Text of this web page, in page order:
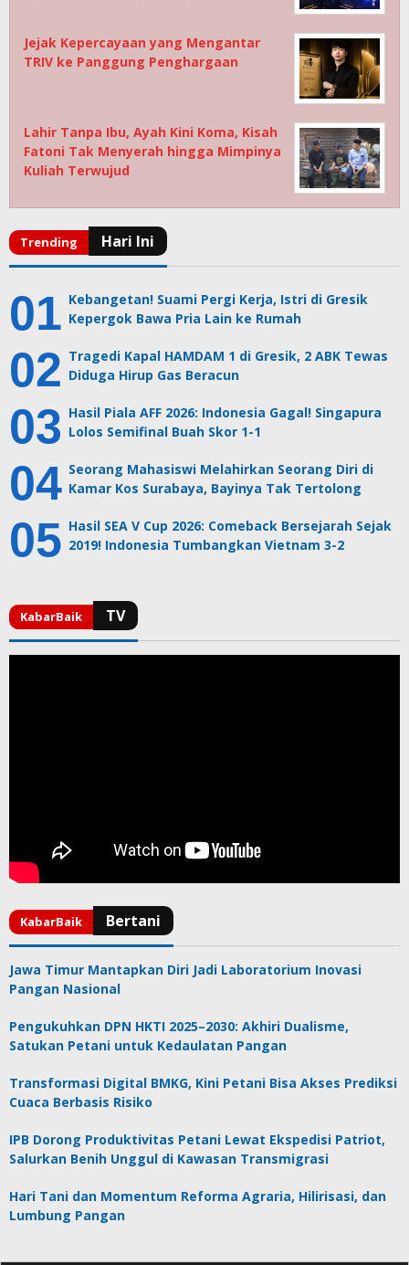
Jejak Kepercayaan yang Mengantar
TRIV ke Panggung Penghargaan
Lahir Tanpa Ibu, Ayah Kini Koma, Kisah
Fatoni Tak Menyerah hingga Mimpinya
Kuliah Terwujud
Kebangetan! Suami Pergi Kerja, Istri di Gresik
Kepergok Bawa Pria Lain ke Rumah
Tragedi Kapal HAMDAM 1 di Gresik, 2 ABK Tewas
Diduga Hirup Gas Beracun
Hasil Piala AFF 2026: Indonesia Gagal! Singapura
Lolos Semifinal Buah Skor 1-1
Seorang Mahasiswi Melahirkan Seorang Diri di
Kamar Kos Surabaya, Bayinya Tak Tertolong
Hasil SEA V Cup 2026: Comeback Bersejarah Sejak
2019! Indonesia Tumbangkan Vietnam 3-2
Jawa Timur Mantapkan Diri Jadi Laboratorium Inovasi
Pangan Nasional
Pengukuhkan DPN HKTI 2025–2030: Akhiri Dualisme,
Satukan Petani untuk Kedaulatan Pangan
Transformasi Digital BMKG, Kini Petani Bisa Akses Prediksi
Cuaca Berbasis Risiko
IPB Dorong Produktivitas Petani Lewat Ekspedisi Patriot,
Salurkan Benih Unggul di Kawasan Transmigrasi
Hari Tani dan Momentum Reforma Agraria, Hilirisasi, dan
Lumbung Pangan